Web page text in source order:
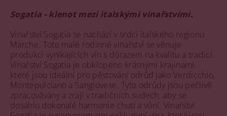
Sogatia - klenot mezi italskými vinařstvími.
Vinařství Sogatia se nachází v srdci italského regionu
Marche. Toto malé rodinné vinařství se věnuje
produkci vynikajících vín s důrazem na kvalitu a tradici.
Vinařství Sogatia je obklopeno krásnými krajinami,
které jsou ideální pro pěstování odrůd jako Verdicchio,
Montepulciano a Sangiovese. Tyto odrůdy jsou pečlivě
zpracovávány a zrají v tradičních sudech, aby se
dosáhlo dokonalé harmonie chutí a vůní. Vinařství